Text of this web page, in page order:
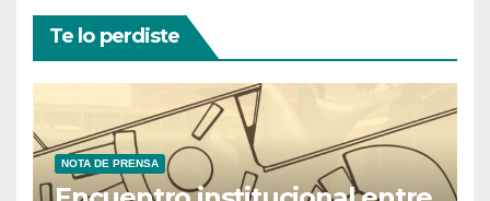
Te lo perdiste
NOTA DE PRENSA